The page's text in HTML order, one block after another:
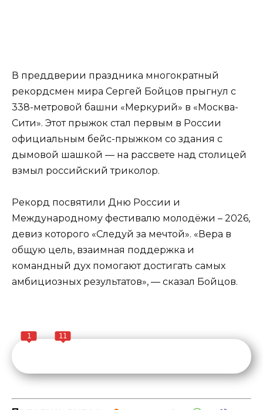
В преддверии праздника многократный
рекордсмен мира Сергей Бойцов прыгнул с
338-метровой башни «Меркурий» в «Москва-
Сити». Этот прыжок стал первым в России
официальным бейс-прыжком со здания с
дымовой шашкой — на рассвете над столицей
взмыл российский триколор.
Рекорд посвятили Дню России и
Международному фестивалю молодёжи – 2026,
девиз которого «Следуй за мечтой». «Вера в
общую цель, взаимная поддержка и
командный дух помогают достигать самых
амбициозных результатов», — сказал Бойцов.
1 11